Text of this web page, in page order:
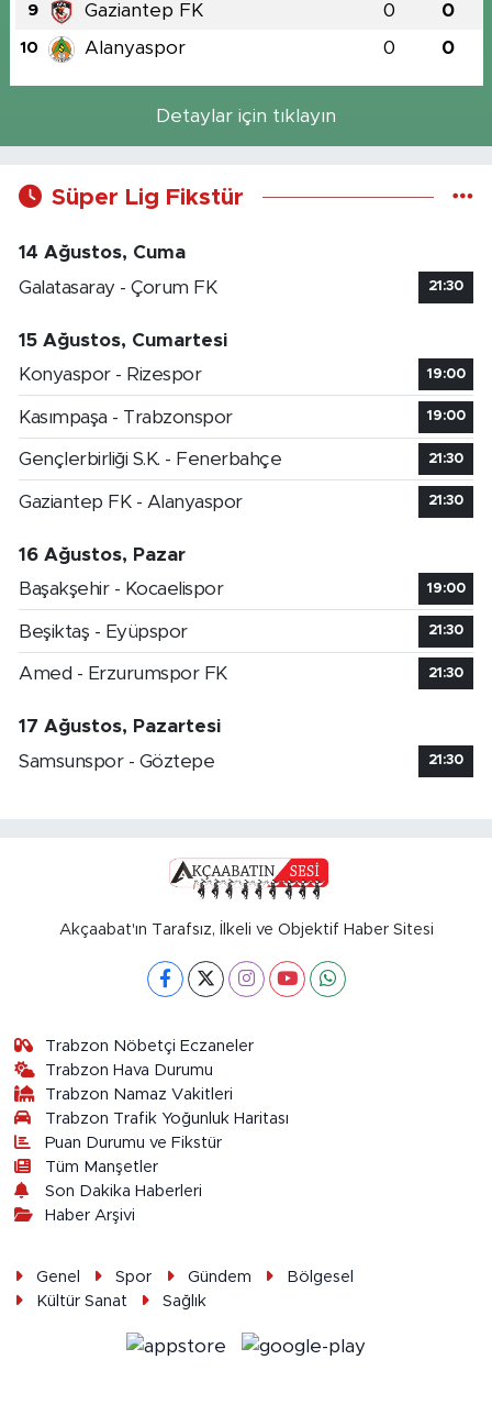
9 Gaziantep FK 0 0
10 Alanyaspor 0 0
Detaylar için tıklayın
Süper Lig Fikstür
14 Ağustos, Cuma
Galatasaray - Çorum FK
21:30
15 Ağustos, Cumartesi
Konyaspor - Rizespor
19:00
Kasımpaşa - Trabzonspor 19:00
Gençlerbirliği S.K. - Fenerbahçe 21:30
Gaziantep FK - Alanyaspor 21:30
16 Ağustos, Pazar
Başakşehir - Kocaelispor
19:00
Beşiktaş - Eyüpspor 21:30
Amed - Erzurumspor FK 21:30
17 Ağustos, Pazartesi
Samsunspor - Göztepe
21:30
Akçaabat'ın Tarafsız, İlkeli ve Objektif Haber Sitesi
Trabzon Nöbetçi Eczaneler
Trabzon Hava Durumu
Trabzon Namaz Vakitleri
Trabzon Trafik Yoğunluk Haritası
Puan Durumu ve Fikstür
Tüm Manşetler
Son Dakika Haberleri
Haber Arşivi
Genel Spor Gündem
Bölgesel
Kültür Sanat
Sağlık